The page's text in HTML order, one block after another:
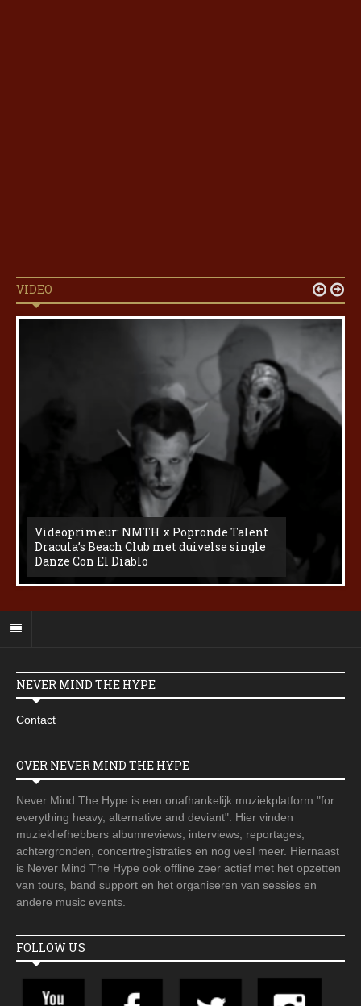
VIDEO
Videoprimeur: NMTH x Popronde Talent
Dracula’s Beach Club met duivelse single
Danze Con El Diablo
 
NEVER MIND THE HYPE
Contact
OVER NEVER MIND THE HYPE
Never Mind The Hype is een onafhankelijk muziekplatform "for
everything heavy, alternative and deviant". Hier vinden
muziekliefhebbers albumreviews, interviews, reportages,
achtergronden, concertregistraties en nog veel meer. Hiernaast
is Never Mind The Hype ook offline zeer actief met het opzetten
van tours, band support en het organiseren van sessies en
andere music events.
FOLLOW US